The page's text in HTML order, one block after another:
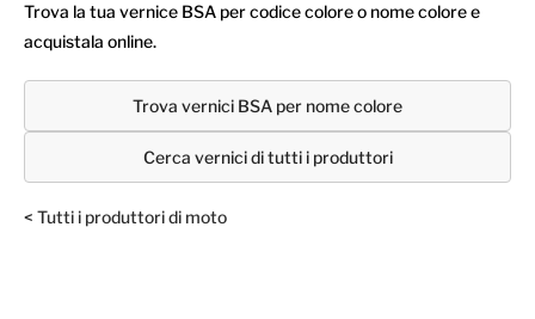
Trova la tua vernice BSA per codice colore o nome colore e
acquistala online.
Trova vernici BSA per nome colore
Cerca vernici di tutti i produttori
< Tutti i produttori di moto